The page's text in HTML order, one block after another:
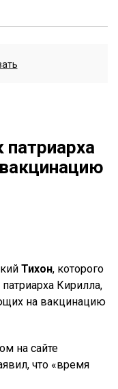
Тихон, которого
Кирилла,
на вакцинацию
на сайте
что «время